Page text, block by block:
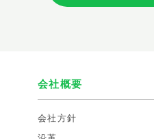
会社概要
会社方針